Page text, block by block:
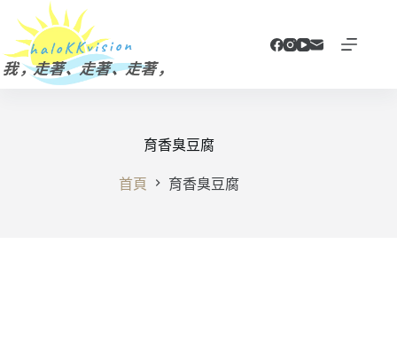
主
要
育香臭豆腐
首頁 育香臭豆腐